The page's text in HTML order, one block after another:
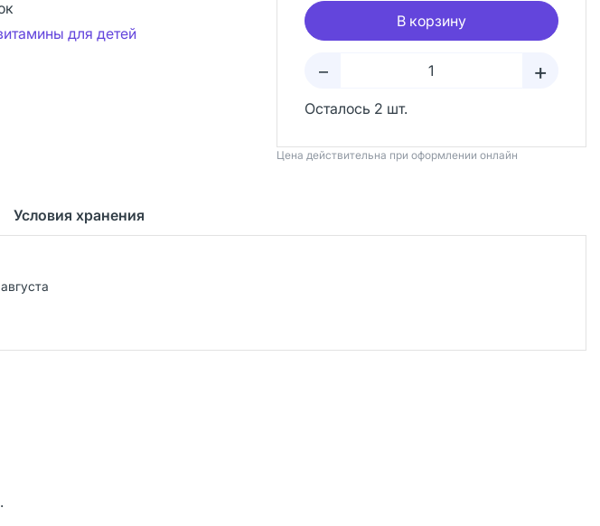
для детей
В корзину
– +
Осталось 2 шт.
Цена действительна при оформлении онлайн
Условия хранения